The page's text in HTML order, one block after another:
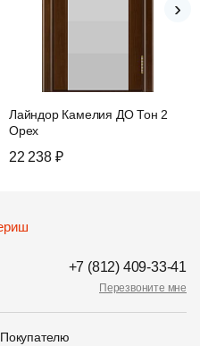
Лайндор Камелия ДО Тон 2
Орех
22 238 ₽
›
+7 (812) 409-33-41
Перезвоните мне
Покупателю